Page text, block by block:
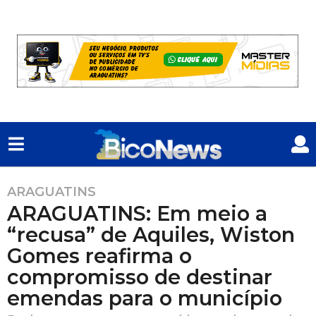
2
a
n
s
a
t
ARAGUATINS
ARAGUATINS: Em meio a
“recusa” de Aquiles, Wiston
Gomes reafirma o
compromisso de destinar
emendas para o município